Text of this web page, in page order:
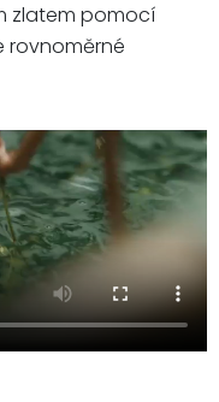
zlatem pomocí
rovnoměrné